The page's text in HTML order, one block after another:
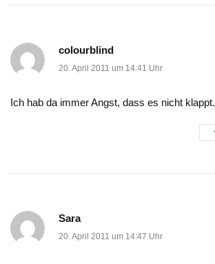
colourblind
20. April 2011 um 14:41 Uhr
Ich hab da immer Angst, dass es nicht klappt.
Sara
20. April 2011 um 14:47 Uhr